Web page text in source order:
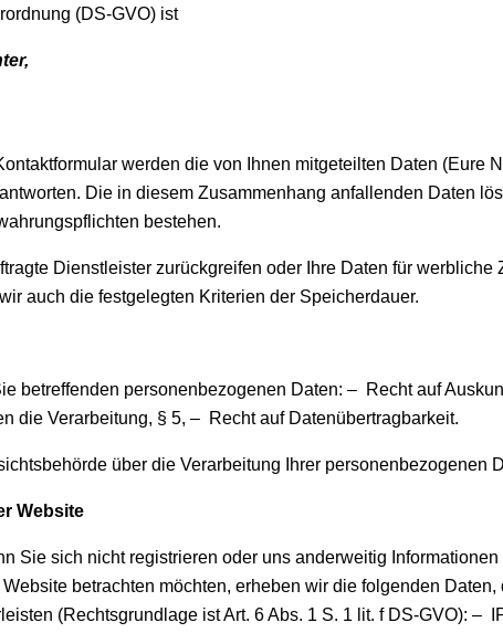
(DS-GVO) ist
werden die von Ihnen mitgeteilten Daten (Eure
Die in diesem Zusammenhang anfallenden Daten
bestehen.
Dienstleister zurückgreifen oder Ihre Daten für
auch die festgelegten Kriterien der Speicherdauer.
betreffenden personenbezogenen Daten: – Recht auf
die Verarbeitung, § 5, – Recht auf Datenübertragbarkeit.
über die Verarbeitung Ihrer personenbezogenen
Website
Sie sich nicht registrieren oder uns anderweitig
betrachten möchten, erheben wir die folgenden
(Rechtsgrundlage ist Art. 6 Abs. 1 S. 1 lit. f DS-GVO): –